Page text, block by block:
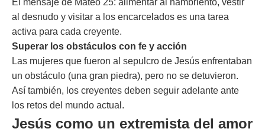
al desnudo y visitar a los encarcelados es una tarea
activa para cada creyente.
Superar los obstáculos con fe y acción
Las mujeres que fueron al sepulcro de Jesús enfrentaban
un obstáculo (una gran piedra), pero no se detuvieron.
Así también, los creyentes deben seguir adelante ante
los retos del mundo actual.
Jesús como un extremista del amor